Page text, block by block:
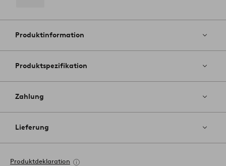
Favoriten
hinzufügen
Produktinformation
Produktspezifikation
Zahlung
Lieferung
Produktdeklaration